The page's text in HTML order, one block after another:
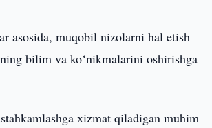
asosida, muqobil nizolarni hal etish
bilim va ko‘nikmalarini oshirishga
xizmat qiladigan muhim